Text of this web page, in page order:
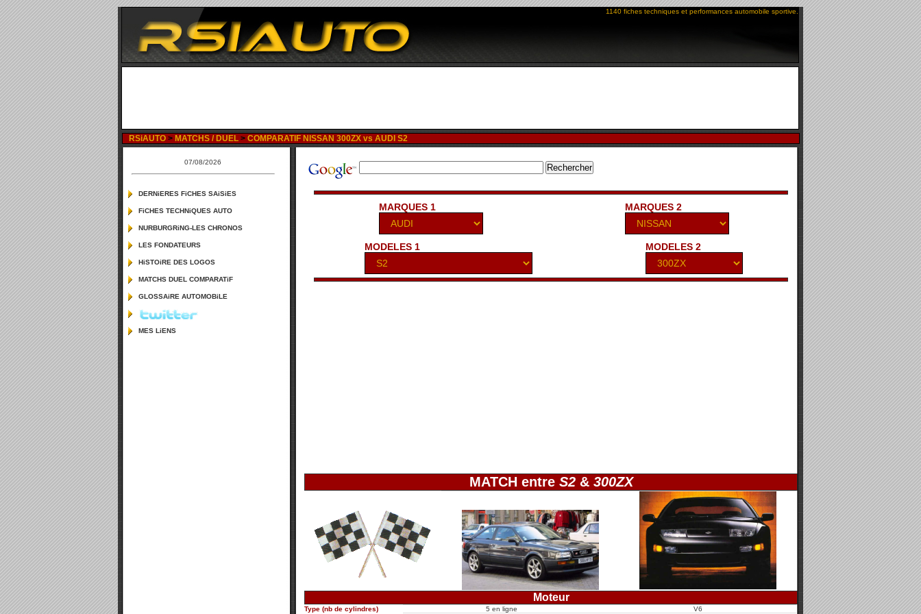
1140 fiches techniques et performances automobile sportive.
RSiAUTO > MATCHS / DUEL > COMPARATIF NISSAN 300ZX vs AUDI S2
MARQUES 1 MARQUES 2
MODELES 1 MODELES 2
MATCH entre S2& 300ZX
Moteur
Type (nb de cylindres) 5 en ligne
V6
07/08/2026
DERNiERES FiCHES SAiSiES
FiCHES TECHNiQUES AUTO
NURBURGRiNG-LES CHRONOS
LES FONDATEURS
HiSTOiRE DES LOGOS
MATCHS DUEL COMPARATiF
GLOSSAiRE AUTOMOBiLE
MES LiENS